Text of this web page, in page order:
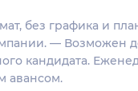
без графика и
— Возможен
кандидата.
авансом.